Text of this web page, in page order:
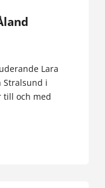
Lara
Stralsund i
till och med